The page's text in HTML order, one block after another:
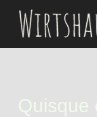
Zum
Inhalt
Quisque